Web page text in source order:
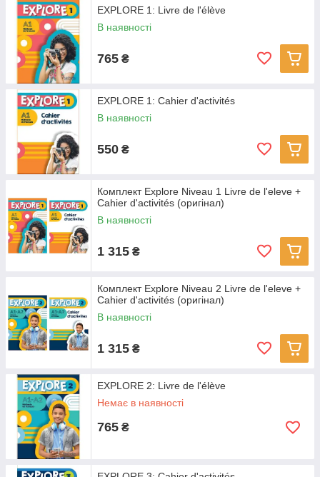
EXPLORE 1: Livre de l'élève
В наявності
765 ₴
EXPLORE 1: Cahier d'activités
В наявності
550 ₴
Комплект Explore Niveau 1 Livre de l'eleve +
Cahier d'activités (оригінал)
В наявності
1 315 ₴
Комплект Explore Niveau 2 Livre de l'eleve +
Cahier d'activités (оригінал)
В наявності
1 315 ₴
EXPLORE 2: Livre de l'élève
Немає в наявності
765 ₴